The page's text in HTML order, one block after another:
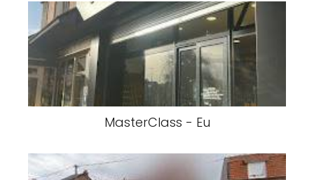
MasterClass - Eu